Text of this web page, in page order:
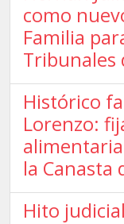
como
Familia
Tribunales
Histórico
Lorenzo:
la Canasta
Hito